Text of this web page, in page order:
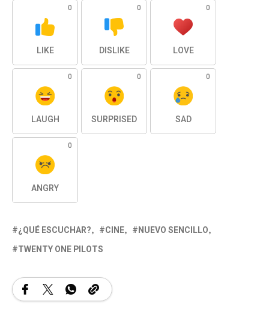
0
LIKE
0
DISLIKE
0
LOVE
0
LAUGH
0
SURPRISED
0
SAD
0
ANGRY
¿QUÉ ESCUCHAR? CINE
NUEVO SENCILLO
TWENTY ONE PILOTS